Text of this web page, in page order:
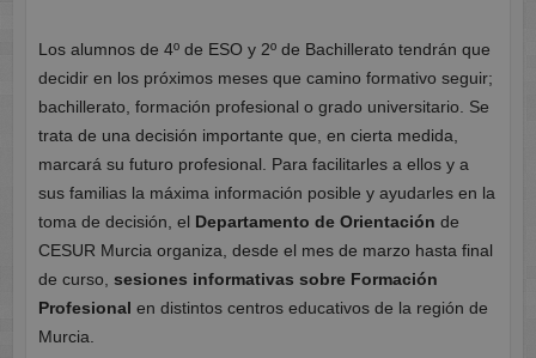
Los alumnos de 4º de ESO y 2º de Bachillerato tendrán que
decidir en los próximos meses que camino formativo seguir;
bachillerato, formación profesional o grado universitario. Se
trata de una decisión importante que, en cierta medida,
marcará su futuro profesional. Para facilitarles a ellos y a
sus familias la máxima información posible y ayudarles en la
toma de decisión, el Departamento de Orientación de
CESUR Murcia organiza, desde el mes de marzo hasta final
de curso, sesiones informativas sobre Formación
Profesional en distintos centros educativos de la región de
Murcia.